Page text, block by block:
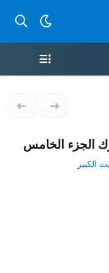
بحث
القصص
الجزء
الجزء الخامس
الكبير